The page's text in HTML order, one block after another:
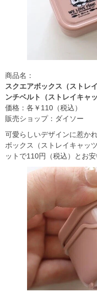
商品名：
スクエアボックス（ストレ
ンチベルト（ストレイキャッ
価格：各￥110（税込）
販売ショップ：ダイソー
可愛らしいデザインに惹か
ボックス（ストレイキャッ
ットで110円（税込）とお安